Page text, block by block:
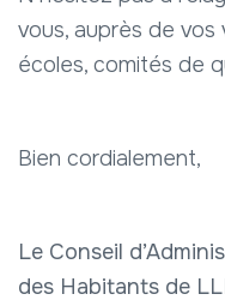
vous, auprès de vos
écoles, comités de
Bien cordialement,
Le Conseil
des Habitants de